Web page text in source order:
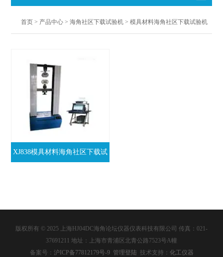
首页 > 产品中心 >海角社区下载试验机 >模具材料海角社区下载试验机
XJ838模具材料海角社区下载试
版权所有 © 2025 上海HJ04DC海角论坛仪器仪表科技有限公司 传真：021-
37691211 地址：上海市青浦区北青公路7523号A幢
备案号： 沪ICP备77812179号-9 管理登陆 技术支持： 化工仪器